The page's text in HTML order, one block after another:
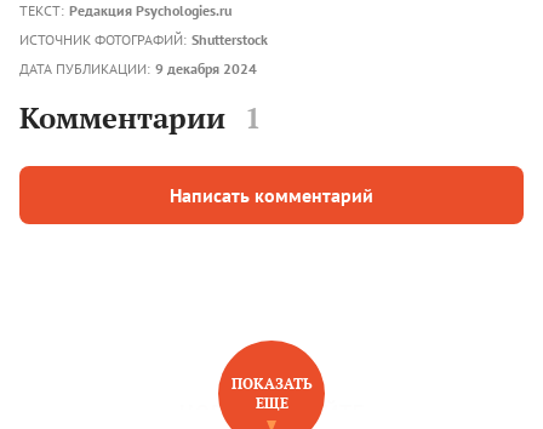
ТЕКСТ: Редакция Psychologies.ru
ИСТОЧНИК ФОТОГРАФИЙ: Shutterstock
ДАТА ПУБЛИКАЦИИ: 9 декабря 2024
Комментарии 1
Написать комментарий
НОВОЕ НА САЙТЕ
ПОКАЗАТЬ
ЕЩЕ